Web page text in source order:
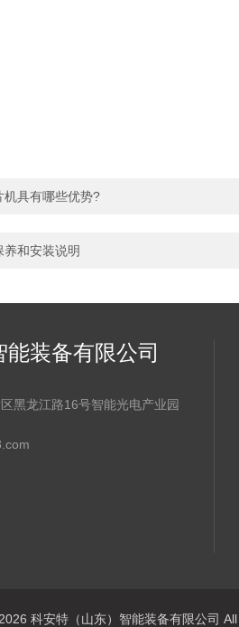
机具有哪些优势?
和安装说明
装备有限公司
黑龙江路16号智能光电产业园
科安特（山东）智能装备有限公